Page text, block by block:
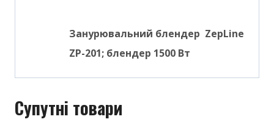
Занурювальний блендер ZepLine
ZP-201; блендер 1500 Вт
Супутні товари